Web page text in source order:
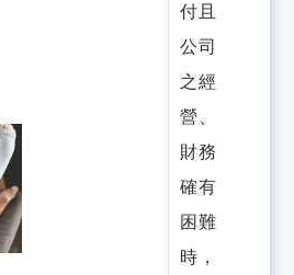
付且
公司
之經
營、
財務
確有
困難
時，